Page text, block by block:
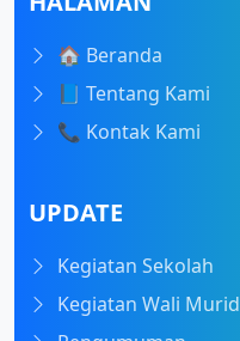
🏠 Beranda
📘 Tentang Kami
📞 Kontak Kami
UPDATE
Kegiatan Sekolah
Kegiatan Wali Murid